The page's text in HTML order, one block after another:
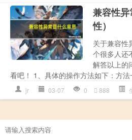
兼容性
性）
关于兼容性
个很多人还
解答以上的
看吧！ 1、具体的操作方法如下：方
jr 03-07 0 888